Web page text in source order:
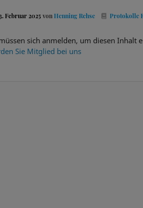
Februar 2025 von Henning Rehse Protokolle
sich anmelden, um diesen Inhalt
Sie Mitglied bei uns